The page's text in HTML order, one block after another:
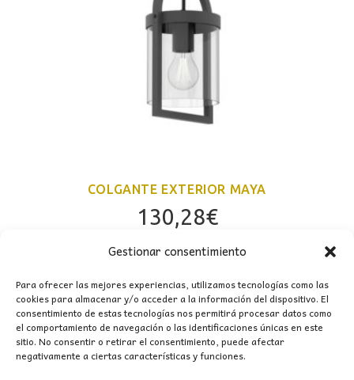
Gestionar consentimiento
Para ofrecer las mejores experiencias, utilizamos tecnologías como las
cookies para almacenar y/o acceder a la información del dispositivo. El
consentimiento de estas tecnologías nos permitirá procesar datos como
el comportamiento de navegación o las identificaciones únicas en este
sitio. No consentir o retirar el consentimiento, puede afectar
negativamente a ciertas características y funciones.
COLGANTE EXTERIOR MAYA
130,28€